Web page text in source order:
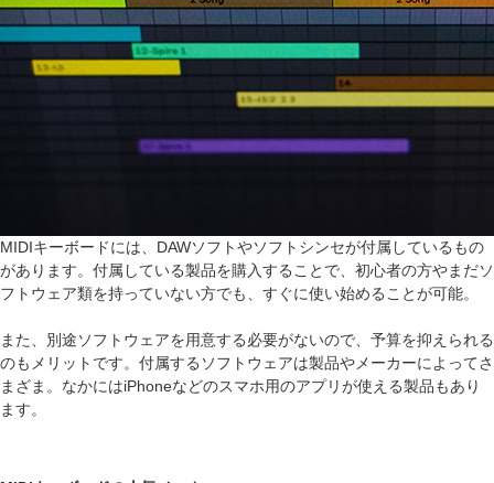
MIDIキーボードには、DAWソフトやソフトシンセが付属しているもの
があります。付属している製品を購入することで、初心者の方やまだソ
フトウェア類を持っていない方でも、すぐに使い始めることが可能。
また、別途ソフトウェアを用意する必要がないので、予算を抑えられる
のもメリットです。付属するソフトウェアは製品やメーカーによってさ
まざま。なかにはiPhoneなどのスマホ用のアプリが使える製品もあり
ます。